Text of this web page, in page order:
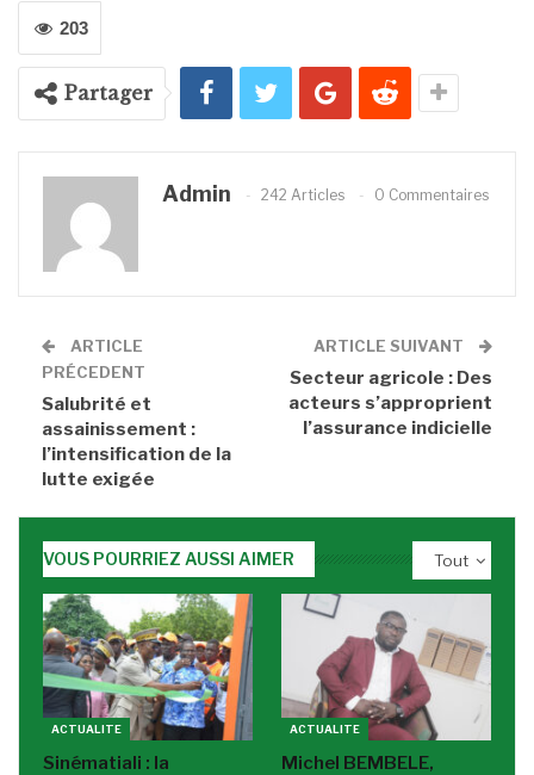
203
Partager
Admin 242 Articles 0 Commentaires
ARTICLE
PRÉCEDENT
Salubrité et
assainissement :
l’intensification de la
lutte exigée
ARTICLE SUIVANT
Secteur agricole : Des
acteurs s’approprient
l’assurance indicielle
Tout
VOUS POURRIEZ AUSSI AIMER
ACTUALITE
Sinématiali : la
ACTUALITE
Michel BEMBELE,